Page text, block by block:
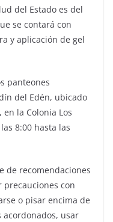
del Estado es del
se contará con
y aplicación de gel
panteones
del Edén, ubicado
la Colonia Los
8:00 hasta las
de recomendaciones
precauciones con
o pisar encima de
acordonados, usar